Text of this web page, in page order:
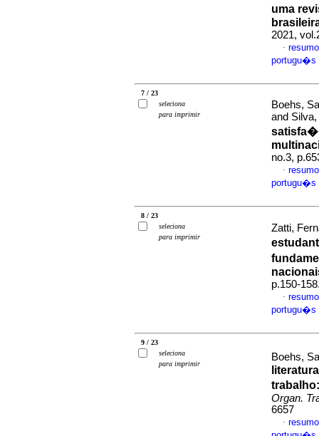
uma
2021,
·
portugu�s
7 / 23
seleciona
para imprimir
Boehs,
and
no.3,
·
portugu�s
8 / 23
seleciona
para imprimir
Zatti,
p.150-
·
portugu�s
9 / 23
seleciona
para imprimir
Boehs,
trabalho
Organ.
6657
·